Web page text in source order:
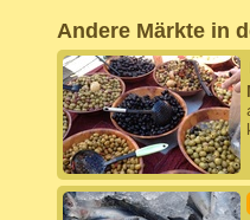
Andere Märkte in